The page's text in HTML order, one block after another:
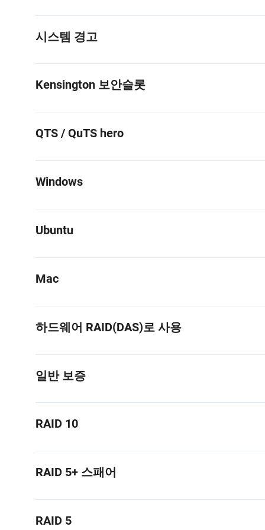
시스템 경고
Kensington 보안슬롯
QTS / QuTS hero
Windows
Ubuntu
Mac
하드웨어 RAID(DAS)로 사용
일반 보증
RAID 10
RAID 5+ 스패어
RAID 5